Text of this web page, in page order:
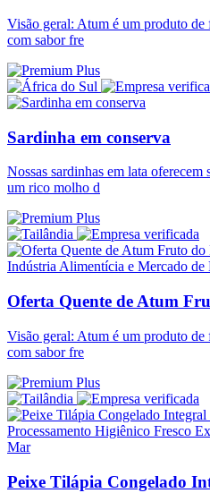
Visão geral: Atum é um produto de
com sabor fre
Sardinha em conserva
Nossas sardinhas em lata
um rico molho d
Oferta Quente de Atum
Visão geral: Atum é um produto de
com sabor fre
Peixe Tilápia Congelado